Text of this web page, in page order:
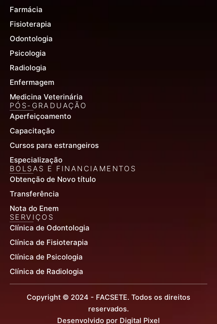
Farmácia
Fisioterapia
Odontologia
Psicologia
Radiologia
Enfermagem
Medicina Veterinária
PÓS-GRADUAÇÃO
Aperfeiçoamento
Capacitação
Cursos para estrangeiros
Especialização
BOLSAS E FINANCIAMENTOS
Obtenção de Novo título
Transferência
Nota do Enem
SERVIÇOS
Clínica de Odontologia
Clínica de Fisioterapia
Clínica de Psicologia
Clínica de Radiologia
Copyright © 2024 - FACSETE. Todos os direitos
reservados.
Desenvolvido por Digital Pixel